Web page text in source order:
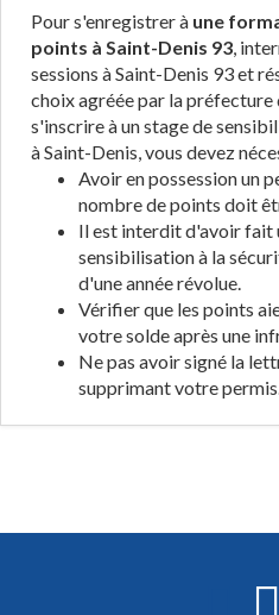
Pour s'enregistrer à une
points à Saint-Denis 93,
sessions à Saint-Denis 93 et
choix agréée par la préfecture
s'inscrire à un stage de
à Saint-Denis, vous devez
Avoir en possession un
nombre de points doit
Il est interdit d'avoir fait
sensibilisation à la
d'une année révolue.
Vérifier que les points
votre solde après une
Ne pas avoir signé la
supprimant votre